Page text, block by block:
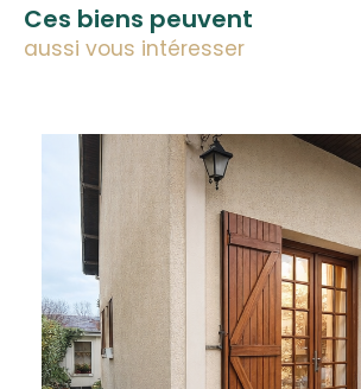
Ces biens peuvent
aussi vous intéresser